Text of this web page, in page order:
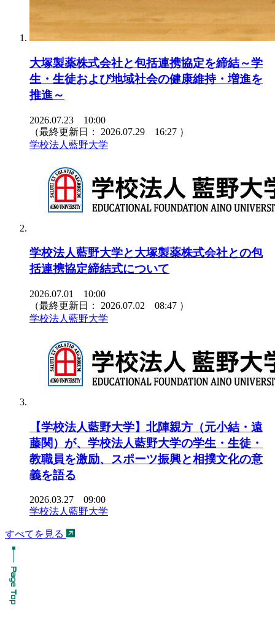
大塚製薬株式会社と包括連携協定を締結～学
生・生徒および地域社会の健康維持・増進を
推進～
2026.07.23 10:00
（最終更新日： 2026.07.29 16:27 ）
学校法人藍野大学
学校法人藍野大学と大塚製薬株式会社との包
括連携協定締結式について
2026.07.01 10:00
（最終更新日： 2026.07.02 08:47 ）
学校法人藍野大学
【学校法人藍野大学】北陣親方（元小結・遠
藤関）が、学校法人藍野大学の学生・生徒・
教職員を激励、スポーツ振興と相撲文化の意
義を語る
2026.03.27 09:00
学校法人藍野大学
すべてを見る